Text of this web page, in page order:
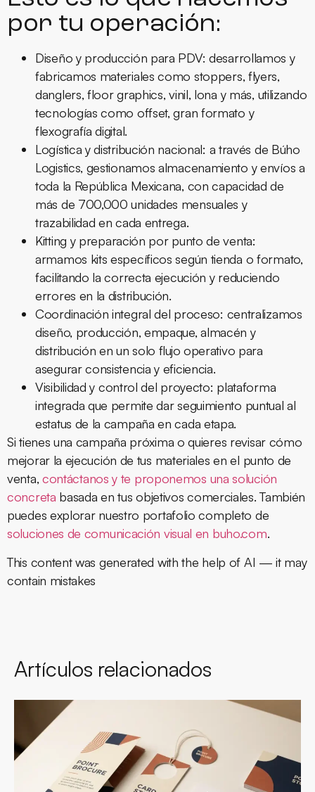
por tu operación:
Diseño y producción para PDV: desarrollamos y
fabricamos materiales como stoppers, flyers,
danglers, floor graphics, vinil, lona y más, utilizando
tecnologías como offset, gran formato y
flexografía digital.
Logística y distribución nacional: a través de Búho
Logistics, gestionamos almacenamiento y envíos a
toda la República Mexicana, con capacidad de
más de 700,000 unidades mensuales y
trazabilidad en cada entrega.
Kitting y preparación por punto de venta:
armamos kits específicos según tienda o formato,
facilitando la correcta ejecución y reduciendo
errores en la distribución.
Coordinación integral del proceso: centralizamos
diseño, producción, empaque, almacén y
distribución en un solo flujo operativo para
asegurar consistencia y eficiencia.
Visibilidad y control del proyecto: plataforma
integrada que permite dar seguimiento puntual al
estatus de la campaña en cada etapa.
Si tienes una campaña próxima o quieres revisar cómo
mejorar la ejecución de tus materiales en el punto de
venta, contáctanos y te proponemos una solución
concreta basada en tus objetivos comerciales. También
puedes explorar nuestro portafolio completo de
soluciones de comunicación visual en buho.com.
This content was generated with the help of AI — it may
contain mistakes
Artículos relacionados